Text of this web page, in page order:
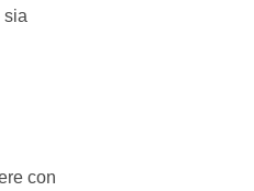
sia
con